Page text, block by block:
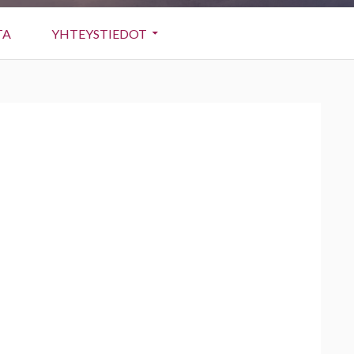
YHTEYSTIEDOT